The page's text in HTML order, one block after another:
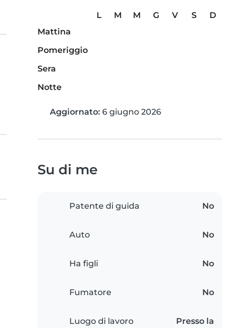
L M M G V S
D
Mattina
Pomeriggio
Sera
Notte
Aggiornato: 6 giugno 2026
Su di me
Patente di guida No
Auto No
Ha figli No
Fumatore No
Luogo di lavoro
Presso la